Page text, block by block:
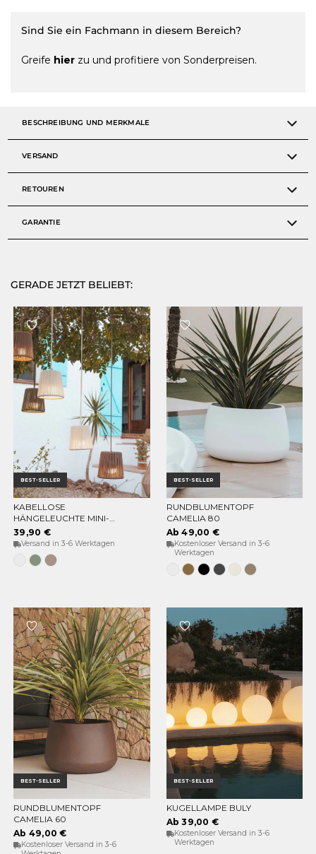
Sind Sie ein Fachmann in diesem Bereich?
Greife hier zu und profitiere von Sonderpreisen.
BESCHREIBUNG UND MERKMALE
VERSAND
RETOUREN
GARANTIE
GERADE JETZT BELIEBT:
BEST-SELLER
OPTIONEN WÄHLEN
KABELLOSE
HÄNGELEUCHTE MINI-
CONTA HANG
39,90 €
Versand in 3-6 Werktagen
WeißWeiches
Grün
Taupe
Grau
BEST-SELLER
OPTIONEN WÄHLEN
RUNDBLUMENTOPF
CAMELIA 80
Ab 49,00 €
Kostenloser Versand in 3-6
Werktagen
WeissBronzeSchwarz
Anthrazit
Opak-
beige
Taupe
BEST-SELLER
OPTIONEN WÄHLEN
RUNDBLUMENTOPF
CAMELIA 60
Ab 49,00 €
Kostenloser Versand in 3-6
BEST-SELLER
OPTIONEN WÄHLEN
KUGELLAMPE BULY
Ab 39,00 €
Kostenloser Versand in 3-6
Werktagen